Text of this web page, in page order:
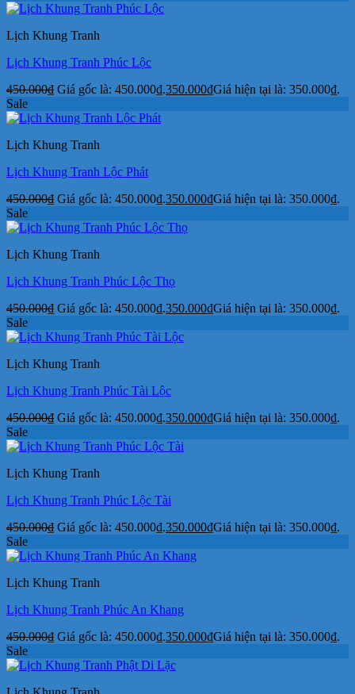
Lịch Khung Tranh
Lịch Khung Tranh Phúc Lộc
450.000₫ Giá gốc là: 450.000₫.350.000₫Giá hiện tại là: 350.000₫.
Sale
Lịch Khung Tranh
Lịch Khung Tranh Lộc Phát
450.000₫ Giá gốc là: 450.000₫.350.000₫Giá hiện tại là: 350.000₫.
Sale
Lịch Khung Tranh
Lịch Khung Tranh Phúc Lộc Thọ
450.000₫ Giá gốc là: 450.000₫.350.000₫Giá hiện tại là: 350.000₫.
Sale
Lịch Khung Tranh
Lịch Khung Tranh Phúc Tài Lộc
450.000₫ Giá gốc là: 450.000₫.350.000₫Giá hiện tại là: 350.000₫.
Sale
Lịch Khung Tranh
Lịch Khung Tranh Phúc Lộc Tài
450.000₫ Giá gốc là: 450.000₫.350.000₫Giá hiện tại là: 350.000₫.
Sale
Lịch Khung Tranh
Lịch Khung Tranh Phúc An Khang
450.000₫ Giá gốc là: 450.000₫.350.000₫Giá hiện tại là: 350.000₫.
Sale